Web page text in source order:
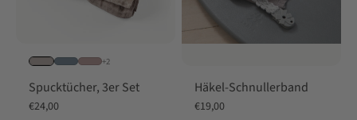
+2
Spucktücher, 3er Set
Angebot
€24,00
Häkel-Schnullerband
Angebot
€19,00